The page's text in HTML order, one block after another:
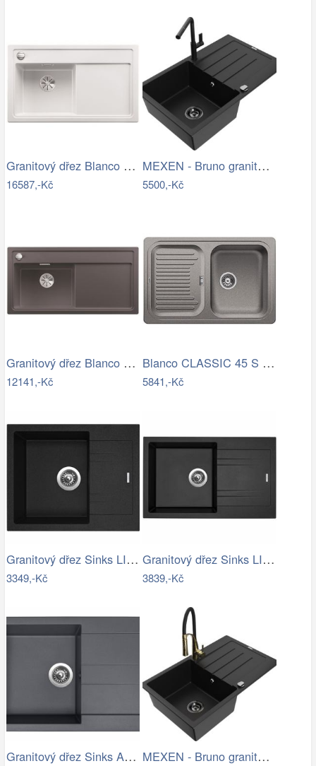
Granitový dřez Blanco ZENAR 45 S-F…
16587,-Kč
MEXEN - Bruno granitový dřez 1 s…
5500,-Kč
Granitový dřez Blanco ZENAR XL 6 S…
12141,-Kč
Blanco CLASSIC 45 S Silgranit aluminium…
5841,-Kč
Granitový dřez Sinks LINEA 600 N…
3349,-Kč
Granitový dřez Sinks LINEA 780 N…
3839,-Kč
Granitový dřez Sinks AMANDA 780 Titanium MEXEN - Bruno granitový dřez s…